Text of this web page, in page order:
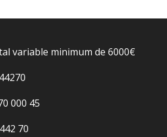
variable minimum de 6000€
000 45
70